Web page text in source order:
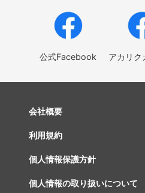
公式Facebook アカリク
会社概要
利用規約
個人情報保護方針
個人情報の取り扱いについて